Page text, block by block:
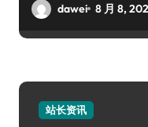
dawei 8 月 8,
站长资讯